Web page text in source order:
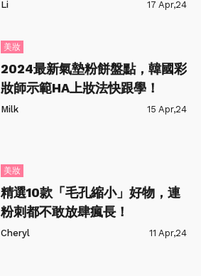
Li 17 Apr,24
美妝
2024最新氣墊粉餅盤點，韓國彩
妝師示範HA上妝法快跟學！
Milk 15 Apr,24
美妝
精選10款「毛孔縮小」好物，連
粉刺都不敢放肆瘋長！
Cheryl 11 Apr,24